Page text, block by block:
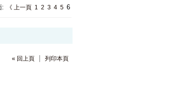
: 《 上一頁 1 2 3 4 5 6
列印本頁
« 回上頁